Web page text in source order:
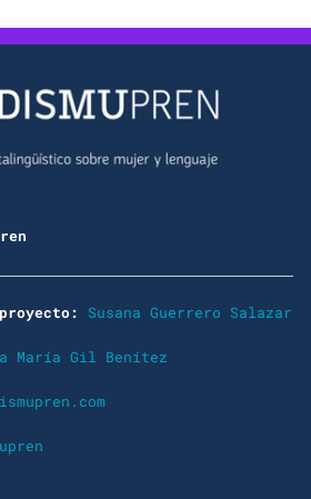
Susana Guerrero Salazar
María Gil Benítez